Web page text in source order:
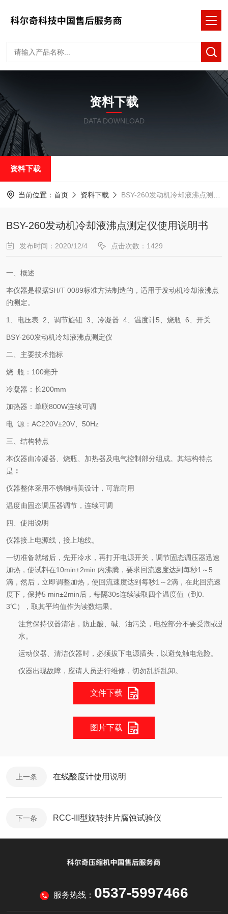
资料下载
DATA DOWNLOAD
资料下载
当前位置： 首页 资料下载 BSY-260发动机冷却液沸点测定仪使用说明书
BSY-260发动机冷却液沸点测定仪使用说明书
发布时间：2020/12/4 点击次数：1429
一、概述
本仪器是根据SH/T 0089标准方法制造的，适用于发动机冷却液沸点
的测定。
1、电压表 2、调节旋钮 3、冷凝器 4、温度计5、烧瓶 6、开关
BSY-260发动机冷却液沸点测定仪
二、主要技术指标
烧 瓶：100毫升
冷凝器：长200mm
加热器：单联800W连续可调
电 源：AC220V±20V、50Hz
三、结构特点
本仪器由冷凝器、烧瓶、加热器及电气控制部分组成。 其结构特点
是 ：
仪器整体采用不锈钢精美设计，可靠耐用
温度由固态调压器调节，连续可调
四、使用说明
仪器接上电源线，接上地线。
一切准备就绪后，先开冷水，再打开电源开关，调节固态调压器迅速
加热，使试料在10min±2min 内沸腾，要求回流速度达到每秒1～5
滴，然后，立即调整加热，使回流速度达到每秒1～2滴，在此回流速
度下，保持5 min±2min后，每隔30s连续读取四个温度值（到0.
3℃），取其平均值作为读数结果。
注意保持仪器清洁，防止酸、碱、油污染，电控部分不要受潮或进
水。
运动仪器、清洁仪器时，必须拔下电源插头，以避免触电危险。
仪器出现故障，应请人员进行维修，切勿乱拆乱卸。
文件下载
图片下载
上一条 在线酸度计使用说明
下一条 RCC-III型旋转挂片腐蚀试验仪
服务热线： 0537-5997466